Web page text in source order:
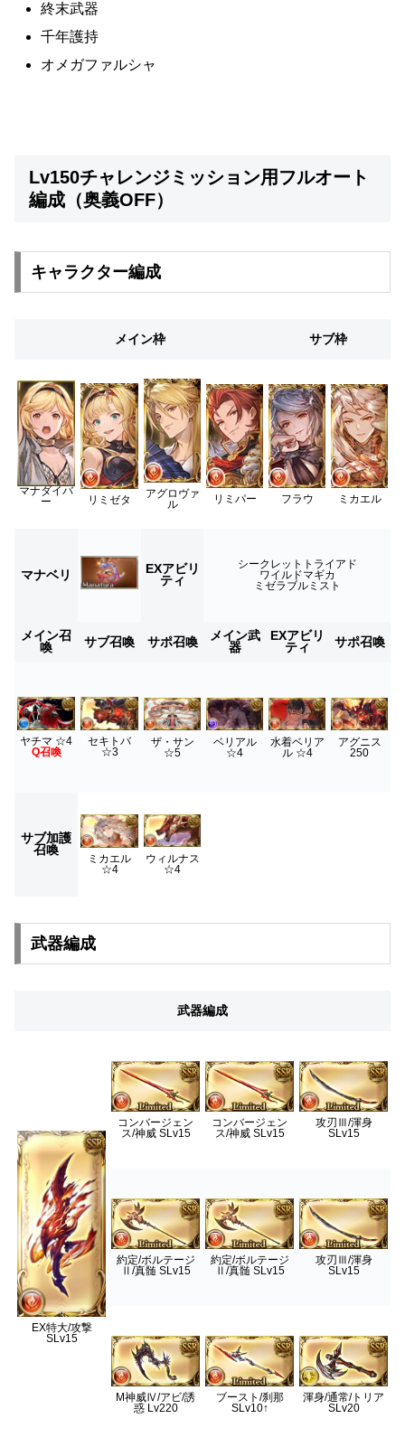
終末武器
千年護持
オメガファルシャ
Lv150チャレンジミッション用フルオート
編成（奥義OFF）
キャラクター編成
メイン枠 サブ枠
マナダイバ
ー
リミゼタ
アグロヴァ
ル
リミパー フラウ ミカエル
マナベリ
EXアビリ
ティ
シークレットトライアド
ワイルドマギカ
ミゼラブルミスト
メイン召
喚
サブ召喚 サポ召喚
メイン武
器
EXアビリ
ティ
サポ召喚
ヤチマ ☆4
Q召喚
セキトバ
☆3
ザ・サン
☆5
ベリアル
☆4
水着ベリア
ル ☆4
アグニス
250
サブ加護
召喚
ミカエル
☆4
ウィルナス
☆4
武器編成
武器編成
EX特大/攻撃
SLv15
コンバージェン
ス/神威 SLv15
コンバージェン
ス/神威 SLv15
攻刃Ⅲ/渾身
SLv15
約定/ボルテージ
Ⅱ/真髄 SLv15
約定/ボルテージ
Ⅱ/真髄 SLv15
攻刃Ⅲ/渾身
SLv15
M神威Ⅳ/アビ/誘
惑 Lv220
ブースト/刹那
SLv10↑
渾身/通常/トリア
SLv20